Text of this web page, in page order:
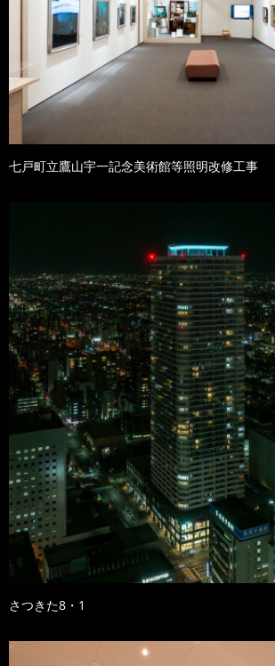
七戸町立鷹山宇一記念美術館等照明改修工事
さつきた8・1